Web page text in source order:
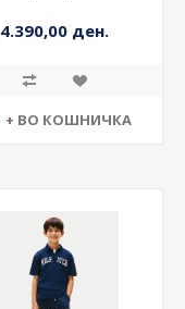
4.390,00 ден.
+ ВО КОШНИЧКА